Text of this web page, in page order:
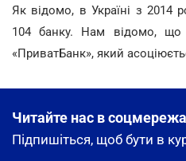
Як відомо, в Україні з 2014
104 банку. Нам відомо, що
«ПриватБанк», який
Читайте нас в
Підпишіться, щоб бути в